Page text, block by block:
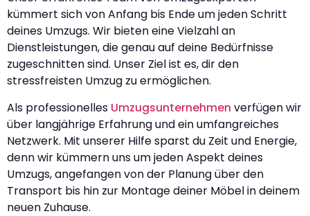
kümmert sich von Anfang bis Ende um jeden Schritt
deines Umzugs. Wir bieten eine Vielzahl an
Dienstleistungen, die genau auf deine Bedürfnisse
zugeschnitten sind. Unser Ziel ist es, dir den
stressfreisten Umzug zu ermöglichen.
Als professionelles Umzugsunternehmen verfügen wir
über langjährige Erfahrung und ein umfangreiches
Netzwerk. Mit unserer Hilfe sparst du Zeit und Energie,
denn wir kümmern uns um jeden Aspekt deines
Umzugs, angefangen von der Planung über den
Transport bis hin zur Montage deiner Möbel in deinem
neuen Zuhause.